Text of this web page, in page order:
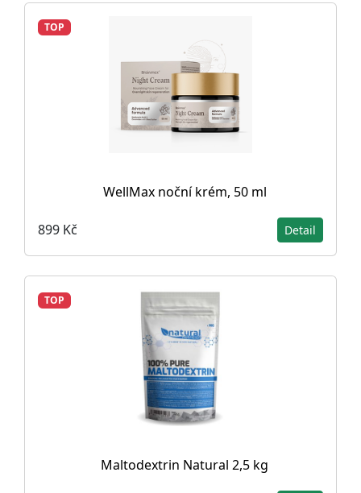
TOP
WellMax noční krém, 50 ml
899 Kč Detail
TOP
Maltodextrin Natural 2,5 kg